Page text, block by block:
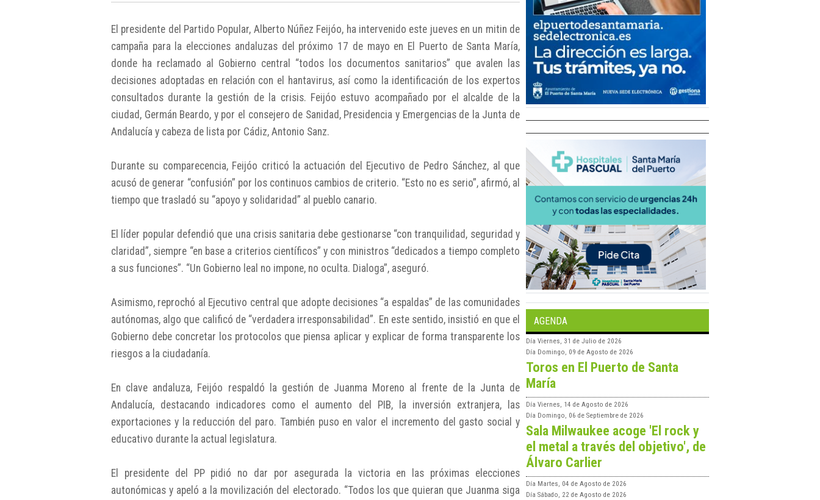
El presidente del Partido Popular, Alberto Núñez Feijóo, ha intervenido este jueves en un mitin de
campaña para la elecciones andaluzas del próximo 17 de mayo en El Puerto de Santa María,
donde ha reclamado al Gobierno central “todos los documentos sanitarios” que avalen las
decisiones adoptadas en relación con el hantavirus, así como la identificación de los expertos
consultados durante la gestión de la crisis. Feijóo estuvo acompañado por el alcalde de la
ciudad, Germán Beardo, y por el consejero de Sanidad, Presidencia y Emergencias de la Junta de
Andalucía y cabeza de lista por Cádiz, Antonio Sanz.
Durante su comparecencia, Feijóo criticó la actuación del Ejecutivo de Pedro Sánchez, al que
acusó de generar “confusión” por los continuos cambios de criterio. “Esto no es serio”, afirmó, al
tiempo que trasladó su “apoyo y solidaridad” al pueblo canario.
El líder popular defendió que una crisis sanitaria debe gestionarse “con tranquilidad, seguridad y
claridad”, siempre “en base a criterios científicos” y con ministros “dedicados a tiempo completo
a sus funciones”. “Un Gobierno leal no impone, no oculta. Dialoga”, aseguró.
Asimismo, reprochó al Ejecutivo central que adopte decisiones “a espaldas” de las comunidades
autónomas, algo que calificó de “verdadera irresponsabilidad”. En este sentido, insistió en que el
Gobierno debe concretar los protocolos que piensa aplicar y explicar de forma transparente los
riesgos a la ciudadanía.
En clave andaluza, Feijóo respaldó la gestión de Juanma Moreno al frente de la Junta de
Andalucía, destacando indicadores como el aumento del PIB, la inversión extranjera, las
exportaciones y la reducción del paro. También puso en valor el incremento del gasto social y
educativo durante la actual legislatura.
El presidente del PP pidió no dar por asegurada la victoria en las próximas elecciones
autonómicas y apeló a la movilización del electorado. “Todos los que quieran que Juanma siga
AGENDA
Día Viernes, 31 de Julio de 2026
Día Domingo, 09 de Agosto de 2026
Toros en El Puerto de Santa
María
Día Viernes, 14 de Agosto de 2026
Día Domingo, 06 de Septiembre de 2026
Sala Milwaukee acoge 'El rock y
el metal a través del objetivo', de
Álvaro Carlier
Día Martes, 04 de Agosto de 2026
Día Sábado, 22 de Agosto de 2026